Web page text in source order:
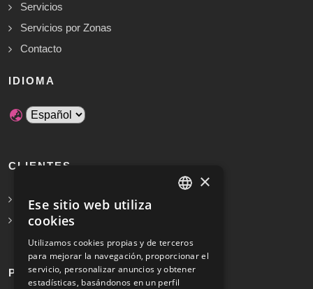
Servicios
Servicios por Zonas
Contacto
IDIOMA
CLIENTES
Solicita Presupuesto Gratis
Preguntas frecuentes
PROFESIONALES
×
Ese sitio web utiliza
cookies
Utilizamos cookies propias y de terceros
para mejorar la navegación, proporcionar el
servicio, personalizar anuncios y obtener
estadísticas, basándonos en un perfil